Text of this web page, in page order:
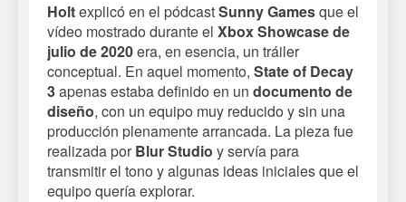
Holtexplicó en el pódcastSunny Gamesque el
vídeo mostrado durante el Xbox Showcase de
julio de 2020era, en esencia, un tráiler
conceptual. En aquel momento, State of Decay
3apenas estaba definido en un documento de
diseño, con un equipo muy reducido y sin una
producción plenamente arrancada. La pieza fue
realizada por Blur Studio y servía para
transmitir el tono y algunas ideas iniciales que el
equipo quería explorar.